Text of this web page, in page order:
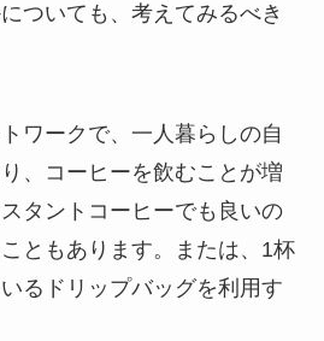
ついても、考えてみるべき
ワークで、一人暮らしの自
、コーヒーを飲むことが増
タントコーヒーでも良いの
ともあります。または、1杯
るドリップバッグを利用す